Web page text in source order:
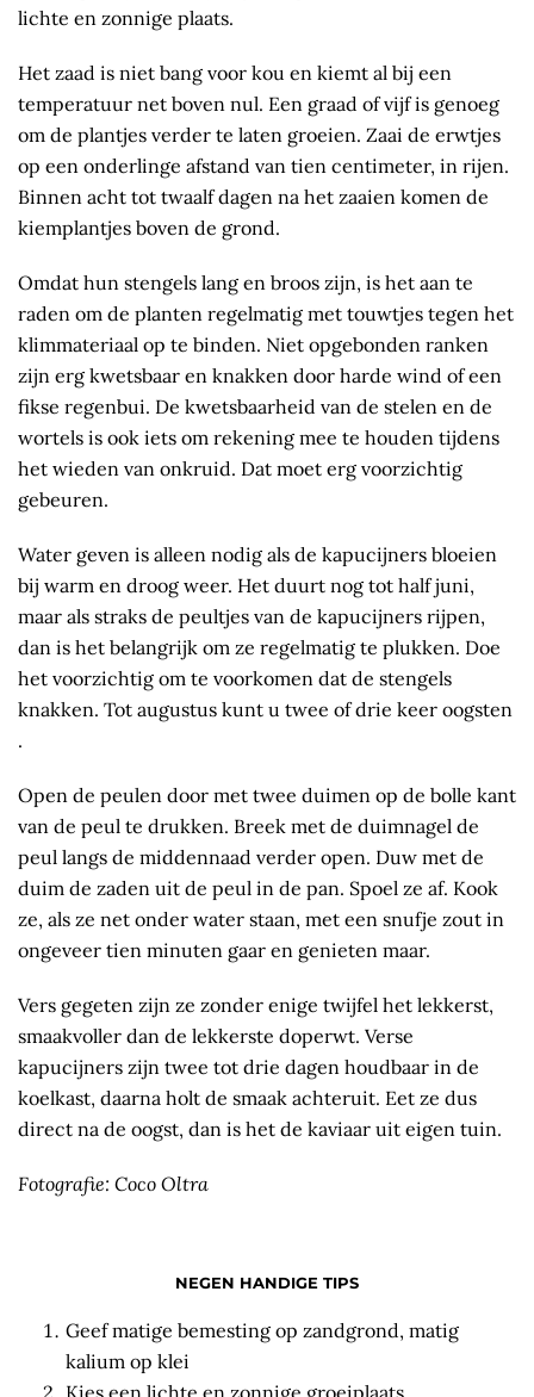
lichte en zonnige plaats.
Het zaad is niet bang voor kou en kiemt al bij een
temperatuur net boven nul. Een graad of vijf is genoeg
om de plantjes verder te laten groeien. Zaai de erwtjes
op een onderlinge afstand van tien centimeter, in rijen.
Binnen acht tot twaalf dagen na het zaaien komen de
kiemplantjes boven de grond.
Omdat hun stengels lang en broos zijn, is het aan te
raden om de planten regelmatig met touwtjes tegen het
klimmateriaal op te binden. Niet opgebonden ranken
zijn erg kwetsbaar en knakken door harde wind of een
fikse regenbui. De kwetsbaarheid van de stelen en de
wortels is ook iets om rekening mee te houden tijdens
het wieden van onkruid. Dat moet erg voorzichtig
gebeuren.
Water geven is alleen nodig als de kapucijners bloeien
bij warm en droog weer. Het duurt nog tot half juni,
maar als straks de peultjes van de kapucijners rijpen,
dan is het belangrijk om ze regelmatig te plukken. Doe
het voorzichtig om te voorkomen dat de stengels
knakken. Tot augustus kunt u twee of drie keer oogsten
.
Open de peulen door met twee duimen op de bolle kant
van de peul te drukken. Breek met de duimnagel de
peul langs de middennaad verder open. Duw met de
duim de zaden uit de peul in de pan. Spoel ze af. Kook
ze, als ze net onder water staan, met een snufje zout in
ongeveer tien minuten gaar en genieten maar.
Vers gegeten zijn ze zonder enige twijfel het lekkerst,
smaakvoller dan de lekkerste doperwt. Verse
kapucijners zijn twee tot drie dagen houdbaar in de
koelkast, daarna holt de smaak achteruit. Eet ze dus
direct na de oogst, dan is het de kaviaar uit eigen tuin.
Fotografie: Coco Oltra
NEGEN HANDIGE TIPS
Geef matige bemesting op zandgrond, matig
kalium op klei
Kies een lichte en zonnige groeiplaats